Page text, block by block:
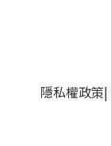
隱私權政策|